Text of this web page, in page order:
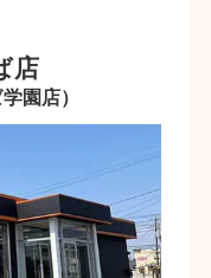
店
園店）